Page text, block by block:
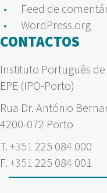
Feed de
WordPress.org
CONTACTOS
Instituto Português
EPE (IPO-Porto)
Rua Dr. António
4200-072 Porto
T. +351 225 084 000
F. +351 225 084 001